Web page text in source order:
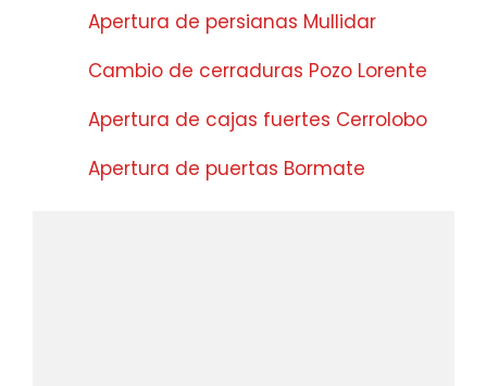
Apertura de persianas Mullidar
Cambio de cerraduras Pozo Lorente
Apertura de cajas fuertes Cerrolobo
Apertura de puertas Bormate